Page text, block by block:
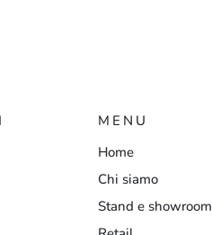
MENU
Home
Chi siamo
Stand e showroom